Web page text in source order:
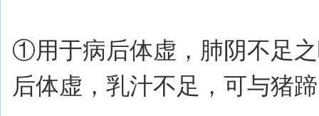
①用于病后体虚，肺阴不足
后体虚，乳汁不足，可与猪